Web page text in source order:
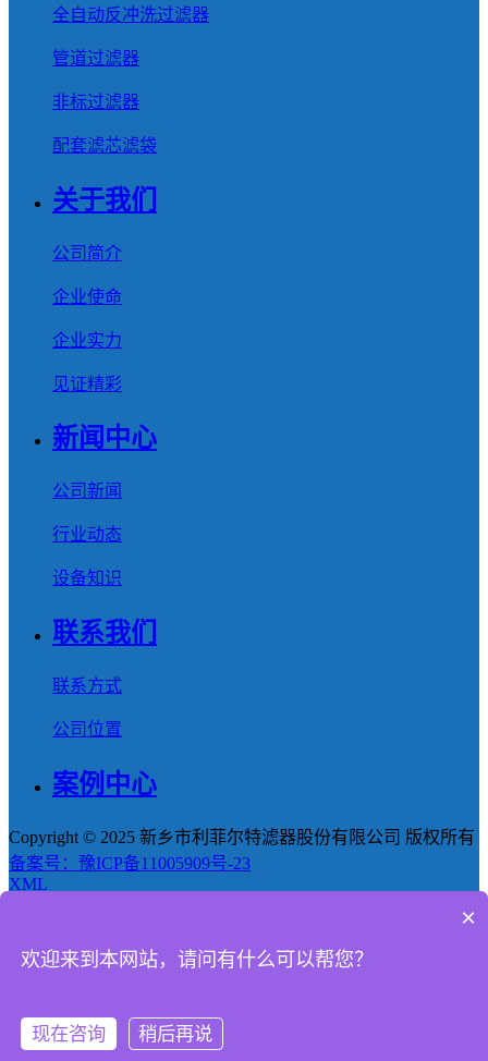
全自动反冲洗过滤器
管道过滤器
非标过滤器
配套滤芯滤袋
关于我们
公司简介
企业使命
企业实力
见证精彩
新闻中心
公司新闻
行业动态
设备知识
联系我们
联系方式
公司位置
案例中心
Copyright © 2025 新乡市利菲尔特滤器股份有限公司 版权所有
备案号：豫ICP备11005909号-23
XML
产品
新闻
×
欢迎来到本网站，请问有什么可以帮您？
现在咨询 稍后再说